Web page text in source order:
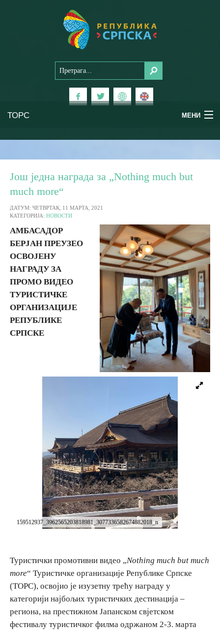
ТОРС МЕНИ
Планински туризам
Бањски туризам
Вјерски туризам
Авантура
Културни туризам
Омладински туризам
Дестинације
Списак дестинација
Мапа дестинација
Смјештај
Мултимедија
Фото
Још једна награда за „Nothing much but
much more“
ДАТУМ: ЧЕТВРТАК, 11 МАРТА, 2021
КАТЕГОРИЈА: НОВОСТИ
АМБАСАДОР
БЕРЈАН ПРЕУЗЕО
ОСВОЈЕНУ
НАГРАДУ ЗА
ПРОМО ВИДЕО
ТУРИСТИЧКЕ
ОРГАНИЗАЦИЈЕ
РЕПУБЛИКЕ
СРПСКЕ
159512937_3962565203818981_3077336582674882018_n
Туристички промотивни видео „Nothing much but much
more“ Туристичке организације Републике Српске
(ТОРС), освојио је изузетну трећу награду у
категорији најбољих туристичких дестинација –
региона, на престижном Јапанском свјетском
фестивалу туристичког филма одржаном 2-3. марта